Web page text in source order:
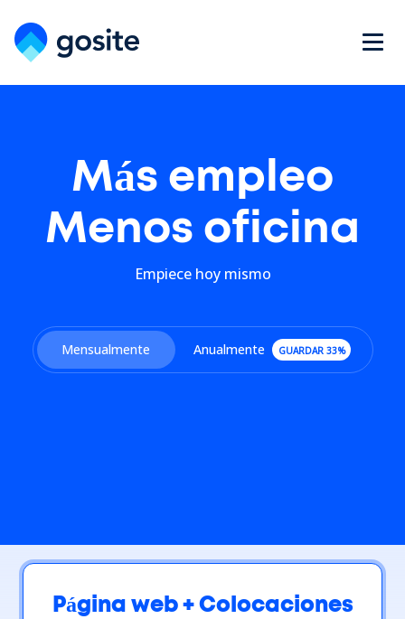
Más empleo
Menos oficina
Empiece hoy mismo
Mensualmente Anualmente GUARDAR 33%
Página web + Colocaciones